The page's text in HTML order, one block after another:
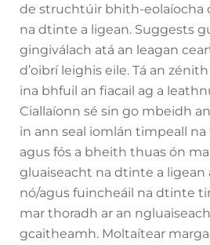
de struchtúir bhith-eolaíocha
na dtinte a ligean. Suggests
gingiválach atá an leagan
d’oibrí leighis eile. Tá an
ina bhfuil an fiacail ag a
Ciallaíonn sé sin go mbeidh
in ann seal iomlán timpeall
agus fós a bheith thuas ón
gluaiseacht na dtinte a ligean
nó/agus fuincheáil na dtinte
mar thoradh ar an
gcaitheamh. Moltaítear